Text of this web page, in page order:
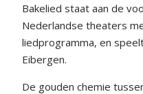
Bakelied staat aan de
Nederlandse theaters
liedprogramma, en
Eibergen.
De gouden chemie